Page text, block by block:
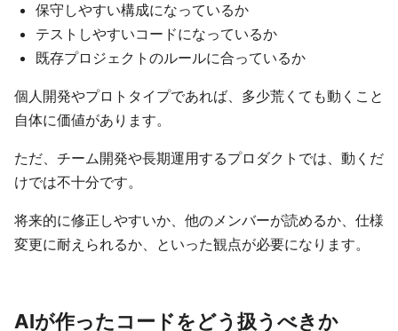
保守しやすい構成になっているか
テストしやすいコードになっているか
既存プロジェクトのルールに合っているか
個人開発やプロトタイプであれば、多少荒くても動くこと
自体に価値があります。
ただ、チーム開発や長期運用するプロダクトでは、動くだ
けでは不十分です。
将来的に修正しやすいか、他のメンバーが読めるか、仕様
変更に耐えられるか、といった観点が必要になります。
AIが作ったコードをどう扱うべきか